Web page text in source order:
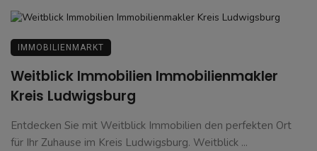
IMMOBILIENMARKT
Weitblick Immobilien Immobilienmakler
Kreis Ludwigsburg
Entdecken Sie mit Weitblick Immobilien den perfekten Ort
für Ihr Zuhause im Kreis Ludwigsburg. Weitblick ...